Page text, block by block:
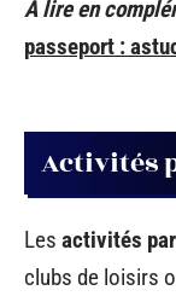
A lire en
passeport :
Activités
Les activités
clubs de loisirs